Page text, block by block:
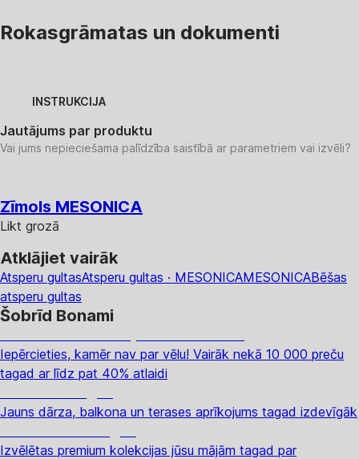
Rokasgrāmatas un dokumenti
INSTRUKCIJA
Jautājums par produktu
Vai jums nepieciešama palīdzība saistībā ar parametriem vai izvēli?
Zīmols MESONICA
Likt grozā
Atklājiet vairāk
Atsperu gultasAtsperu gultas · MESONICAMESONICABēšas
atsperu gultas
Šobrīd Bonami
Iepērcieties, kamēr nav par vēlu! Vairāk nekā 10 000 preču
tagad ar līdz pat 40% atlaidi
Jauns dārza, balkona un terases aprīkojums tagad izdevīgāk
Izvēlētas premium kolekcijas jūsu mājām tagad par